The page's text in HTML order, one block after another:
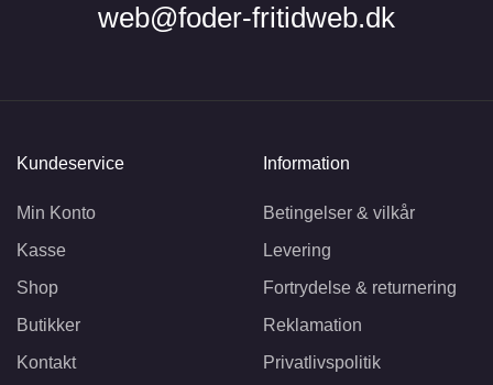
web@foder-fritidweb.dk
Kundeservice
Min Konto
Kasse
Shop
Butikker
Kontakt
Information
Betingelser & vilkår
Levering
Fortrydelse & returnering
Reklamation
Privatlivspolitik